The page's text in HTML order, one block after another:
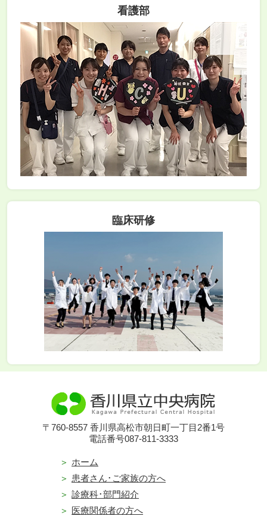
看護部
臨床研修
〒760-8557 香川県高松市朝日町一丁目2番1号
電話番号087-811-3333
ホーム
患者さん･ご家族の方へ
診療科･部門紹介
医療関係者の方へ